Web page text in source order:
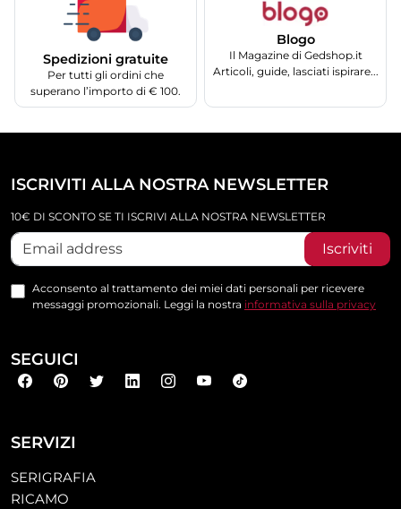
Spedizioni gratuite
Per tutti gli ordini che
superano l’importo di € 100.
Blogo
Il Magazine di Gedshop.it
Articoli, guide, lasciati ispirare...
SERVIZI
SERIGRAFIA
RICAMO
ISCRIVITI ALLA NOSTRA NEWSLETTER
10€ DI SCONTO SE TI ISCRIVI ALLA NOSTRA NEWSLETTER
Iscriviti
Acconsento al trattamento dei miei dati personali per ricevere
messaggi promozionali. Leggi la nostra informativa sulla privacy
SEGUICI